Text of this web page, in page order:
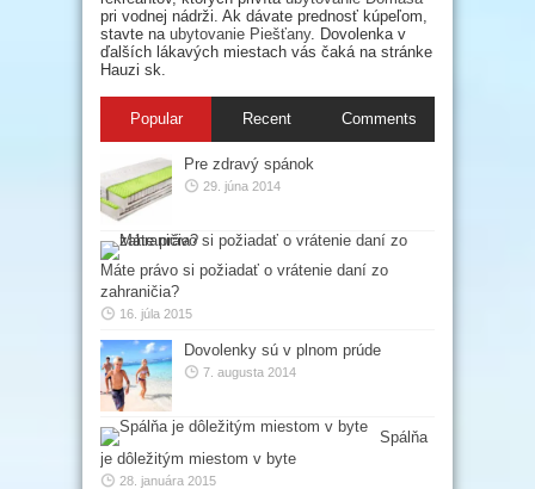
pri vodnej nádrži. Ak dávate prednosť kúpeľom,
stavte na ubytovanie Piešťany. Dovolenka v
ďalších lákavých miestach vás čaká na stránke
Hauzi sk.
Popular Recent Comments
Pre zdravý spánok
29. júna 2014
Máte právo si požiadať o vrátenie daní zo
zahraničia?
16. júla 2015
Dovolenky sú v plnom prúde
7. augusta 2014
Spálňa
je dôležitým miestom v byte
28. januára 2015